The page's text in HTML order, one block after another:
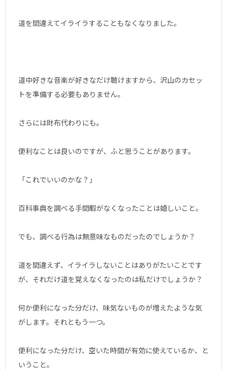
道を間違えてイライラすることもなくなりました。
道中好きな音楽が好きなだけ聴けますから、沢山のカセッ
トを準備する必要もありません。
さらには財布代わりにも。
便利なことは良いのですが、ふと思うことがあります。
「これでいいのかな？」
百科事典を調べる手間暇がなくなったことは嬉しいこと。
でも、調べる行為は無意味なものだったのでしょうか？
道を間違えず、イライラしないことはありがたいことです
が、それだけ道を覚えなくなったのは私だけでしょうか？
何か便利になった分だけ、味気ないものが増えたような気
がします。それともう一つ。
便利になった分だけ、空いた時間が有効に使えているか、と
いうこと。